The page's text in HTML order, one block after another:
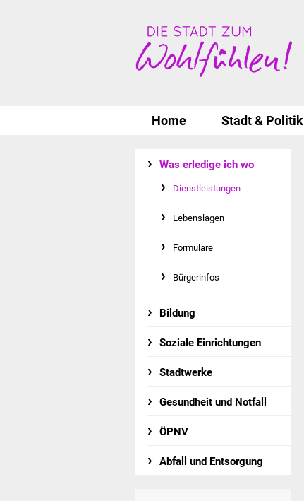
Home Stadt & Politik
Was erledige ich wo
Dienstleistungen
Lebenslagen
Formulare
Bürgerinfos
Bildung
Soziale Einrichtungen
Stadtwerke
Gesundheit und Notfall
ÖPNV
Abfall und Entsorgung